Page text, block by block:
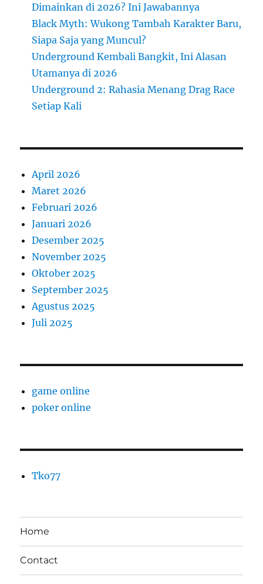
Dimainkan di 2026? Ini Jawabannya
Black Myth: Wukong Tambah Karakter Baru,
Siapa Saja yang Muncul?
Underground Kembali Bangkit, Ini Alasan
Utamanya di 2026
Underground 2: Rahasia Menang Drag Race
Setiap Kali
April 2026
Maret 2026
Februari 2026
Januari 2026
Desember 2025
November 2025
Oktober 2025
September 2025
Agustus 2025
Juli 2025
game online
poker online
Tko77
Home
Contact